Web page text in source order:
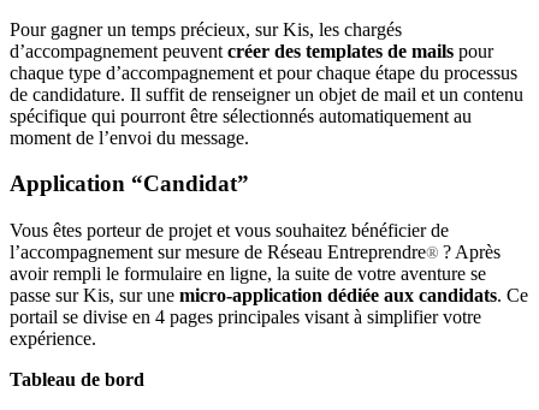
Pour gagner un temps précieux, sur Kis, les chargés
d’accompagnement peuvent créer des templates de mails pour
chaque type d’accompagnement et pour chaque étape du processus
de candidature. Il suffit de renseigner un objet de mail et un contenu
spécifique qui pourront être sélectionnés automatiquement au
moment de l’envoi du message.
Application “Candidat”
Vous êtes porteur de projet et vous souhaitez bénéficier de
l’accompagnement sur mesure de Réseau Entreprendre® ? Après
avoir rempli le formulaire en ligne, la suite de votre aventure se
passe sur Kis, sur une micro-application dédiée aux candidats. Ce
portail se divise en 4 pages principales visant à simplifier votre
expérience.
Tableau de bord